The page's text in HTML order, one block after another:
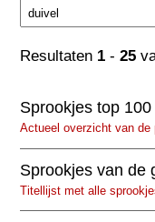
Resultaten 1 -25
Sprookjes top
Actueel overzicht van de
Sprookjes van de
Titellijst met alle